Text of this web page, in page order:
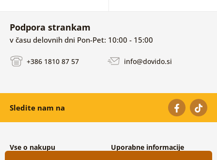
Podpora strankam
v času delovnih dni Pon-Pet: 10:00 - 15:00
+386 1810 87 57 info@dovido.si
Sledite nam na
Vse o nakupu Uporabne informacije